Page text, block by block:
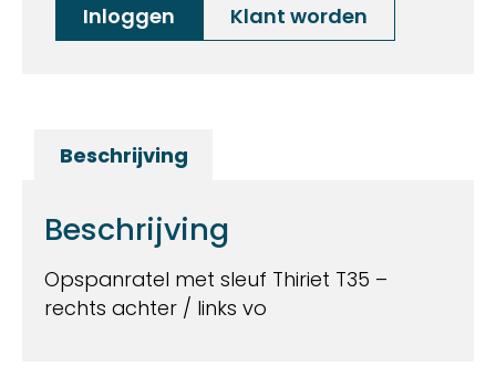
Inloggen
Klant worden
Beschrijving
Beschrijving
Opspanratel met sleuf Thiriet T35 –
rechts achter / links vo